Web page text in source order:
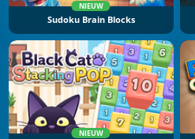
NIEUW
Sudoku Brain Blocks
NIEUW